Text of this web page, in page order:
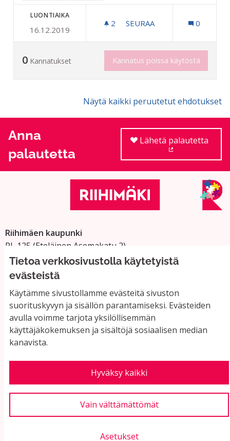
Tietoa verkkosivustolla käytetyistä
evästeistä
Käytämme sivustollamme evästeitä sivuston
suorituskyvyn ja sisällön parantamiseksi. Evästeiden
avulla voimme tarjota yksilöllisemmän
käyttäjäkokemuksen ja sisältöjä sosiaalisen median
kanavista.
Hyväksy kaikki
Vain välttämättömät
Asetukset
LUONTIAIKA
16.12.2019
2 2 SEURAAJAA
SEURAA 0
0 Kannatukset Kannatus poissa käytöstä
Näytä kaikki peruutetut ehdotukset
Anna
palautetta
Lähetä palautetta
Riihimäen kaupunki
PL 125 (Eteläinen Asemakatu 2)
11101 Riihimäki
Vaihde: 019 758 4000
Sähköpostiosoitteet:
etunimi.sukunimi@riihimaki.fi
Yhteystiedot ja usein kysyttyä
Käyttöehdot
Evästeasetukset